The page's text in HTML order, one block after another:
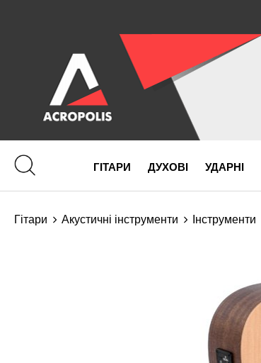
ГІТАРИ ДУХОВІ УДАРНІ
Гітари Акустичні інструменти Інструменти